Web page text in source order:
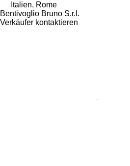
Italien, Rome
Bentivoglio Bruno S.r.l.
Verkäufer kontaktieren